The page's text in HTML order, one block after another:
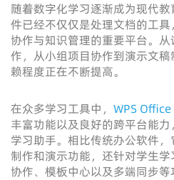
随着数字化学习逐渐成为现代
件已经不仅仅是处理文档的工具
协作与知识管理的重要平台。
作，从小组项目协作到演示文
赖程度正在不断提高。
在众多学习工具中， WPS Office
丰富功能以及良好的跨平台能
学习助手。相比传统办公软件
制作和演示功能，还针对学生
协作、模板中心以及多端同步等